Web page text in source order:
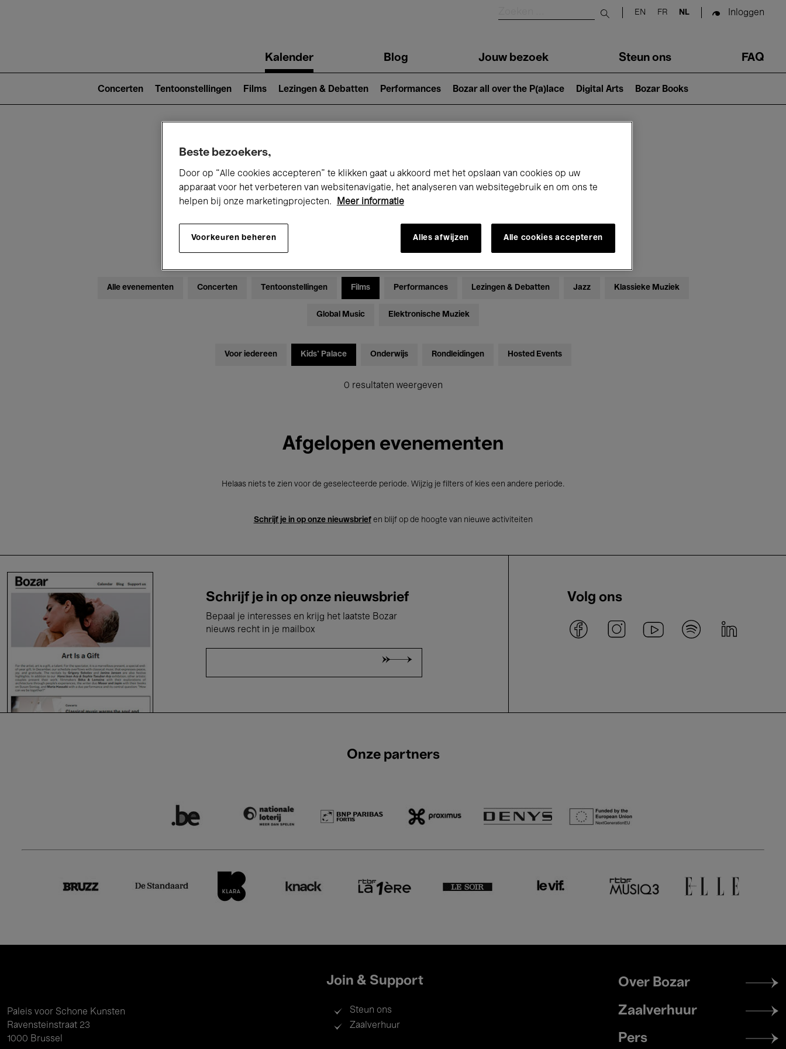
Submit search
EN FR NL Inloggen
navigationKalender Blog Jouw bezoek Steun ons FAQ
2)
Concerten Tentoonstellingen Films Lezingen & Debatten Performances Bozar all over the P(a)lace Digital Arts Bozar Books
Nu bij Bozar
Donderdag 16 April 2026
Alle evenementen Concerten Tentoonstellingen Films Performances Lezingen & Debatten Jazz Klassieke Muziek
Global Music Elektronische Muziek
Voor iedereen Kids’ Palace Onderwijs Rondleidingen Hosted Events
0 resultaten weergeven
Afgelopen evenementen
Helaas niets te zien voor de geselecteerde periode. Wijzig je filters of kies een andere periode.
Schrijf je in op onze nieuwsbriefen blijf op de hoogte van nieuwe activiteiten
Schrijf je in op onze nieuwsbrief
Bepaal je interesses en krijg het laatste Bozar
nieuws recht in je mailbox
Volg ons
Onze partners
Paleis voor Schone Kunsten
Ravensteinstraat 23
1000 Brussel
Join & Support
Steun ons
Zaalverhuur
Footer
menu
Over Bozar
Zaalverhuur
Pers
Beste bezoekers,
Door op “Alle cookies accepteren” te klikken gaat u akkoord met het opslaan van cookies op uw
apparaat voor het verbeteren van websitenavigatie, het analyseren van websitegebruik en om ons te
helpen bij onze marketingprojecten.
Meer informatie
Voorkeuren beheren Alles afwijzen Alle cookies accepteren